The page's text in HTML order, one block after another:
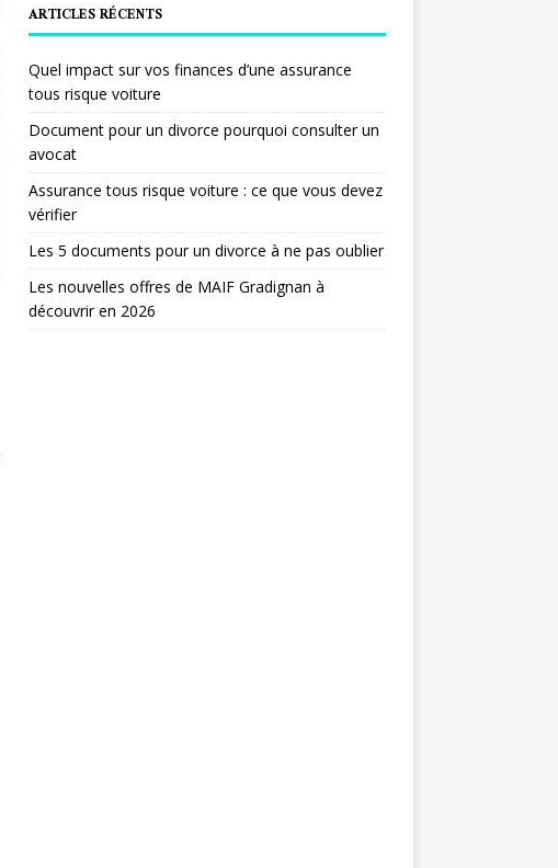
ARTICLES RÉCENTS
Quel impact sur vos finances d’une assurance
tous risque voiture
Document pour un divorce pourquoi consulter un
avocat
Assurance tous risque voiture : ce que vous devez
vérifier
Les 5 documents pour un divorce à ne pas oublier
Les nouvelles offres de MAIF Gradignan à
découvrir en 2026